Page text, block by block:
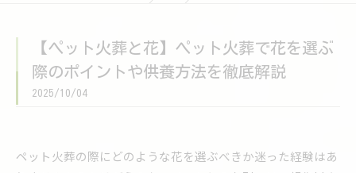
【ペット火葬と花】ペット火葬で花を選ぶ
際のポイントや供養方法を徹底解説
2025/10/04
ペット火葬の際にどのような花を選ぶべきか迷った経験はあ